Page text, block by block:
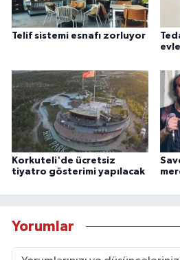
Telif sistemi esnafı zorluyor
Korkuteli'de ücretsiz
tiyatro gösterimi yapılacak
Yorumlar